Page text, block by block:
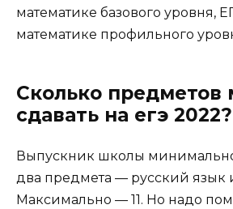
математике базового уровня,
математике профильного
Сколько предметов
сдавать на егэ 2022?
Выпускник школы
два предмета — русский язык
Максимально — 11. Но надо